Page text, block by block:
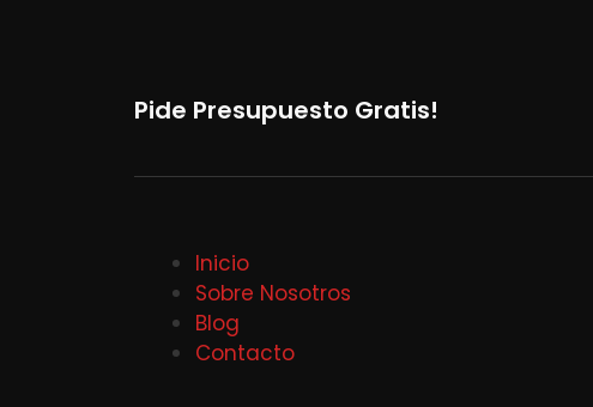
Pide Presupuesto Gratis!
Inicio
Sobre Nosotros
Blog
Contacto